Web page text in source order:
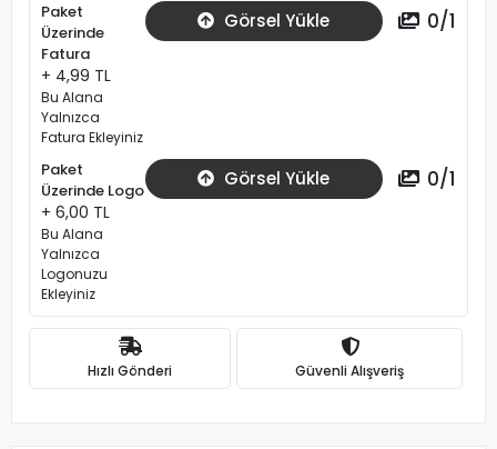
Paket
Üzerinde
Fatura
+ 4,99 TL
Bu Alana
Yalnızca
Fatura Ekleyiniz
Görsel Yükle 0/1
Paket
Üzerinde Logo
+ 6,00 TL
Bu Alana
Yalnızca
Logonuzu
Ekleyiniz
Görsel Yükle 0/1
Hızlı Gönderi Güvenli Alışveriş